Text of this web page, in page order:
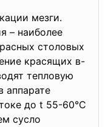
мезги.
– наиболее
столовых
красящих в-
тепловую
аппарате
до t 55-60°С
сусло